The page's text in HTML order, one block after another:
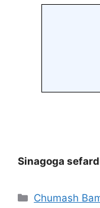
Sinagoga
Chumash